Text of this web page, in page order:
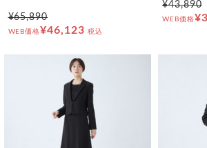
¥65,890
WEB価格¥46,123 税込
¥43,890
WEB価格